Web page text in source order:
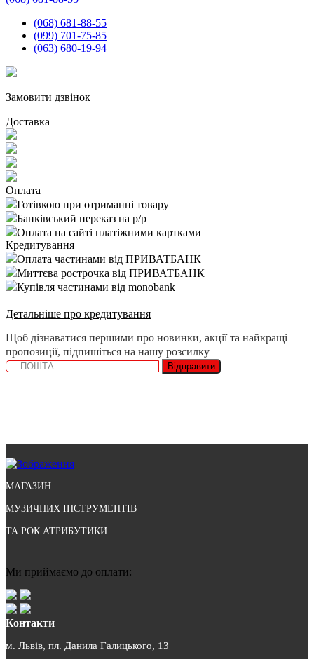
(068) 681-88-55
(099) 701-75-85
(063) 680-19-94
Замовити дзвінок
Доставка
Оплата
Готівкою при отриманні товару
Банківський переказ на р/р
Оплата на сайті платіжними картками
Кредитування
Оплата частинами від ПРИВАТБАНК
Миттєва рострочка від ПРИВАТБАНК
Купівля частинами від monobank
Детальніше про кредитування
Щоб дізнаватися першими про новинки, акції та найкращі
пропозиції, підпишіться на нашу розсилку
Відправити
МАГАЗИН
МУЗИЧНИХ ІНСТРУМЕНТІВ
ТА РОК АТРИБУТИКИ
Ми приймаємо до оплати:
Контакти
м. Львів, пл. Данила Галицького, 13